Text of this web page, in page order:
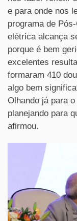
e para onde nos
programa de
elétrica alcança
porque é bem
excelentes
formaram 410
algo bem
Olhando já para
planejando para
afirmou.